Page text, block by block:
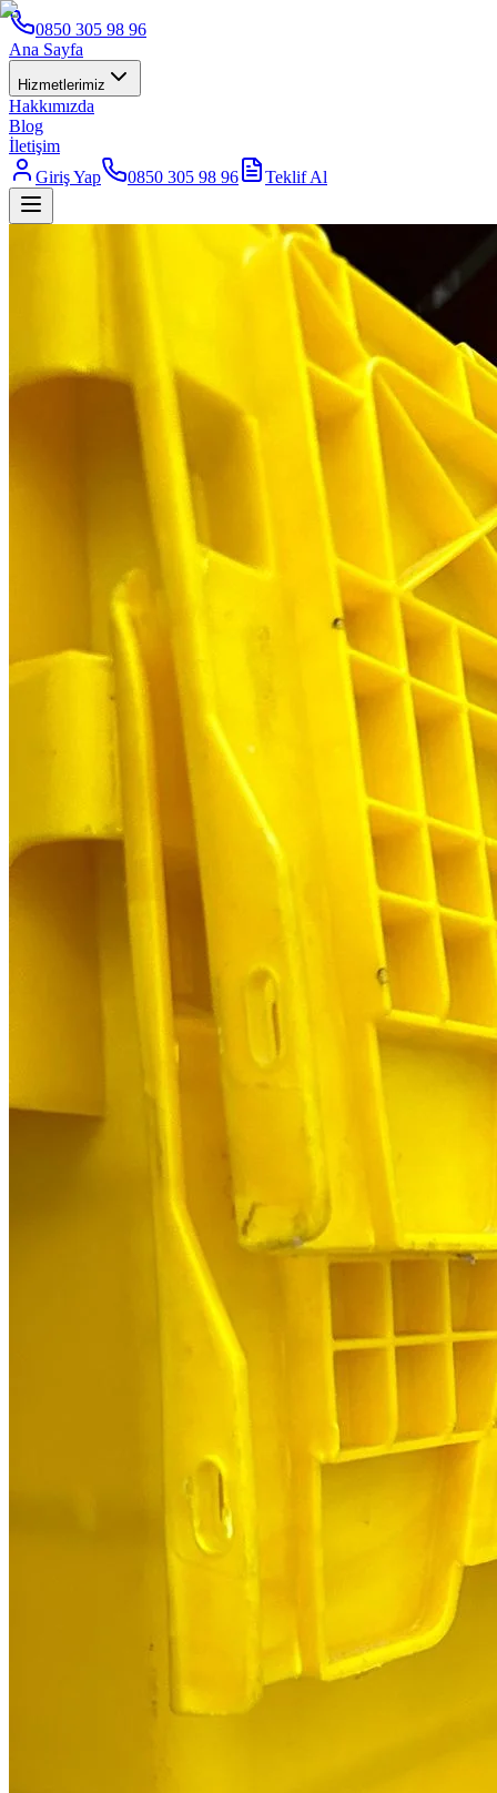
0850 305 98 96
Ana Sayfa
Hizmetlerimiz
Hakkımızda
Blog
İletişim
Giriş Yap
0850 305 98 96 Teklif Al